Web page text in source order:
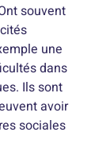
souvent
une
dans
Ils sont
avoir
sociales